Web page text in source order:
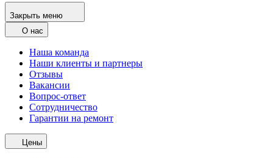
Закрыть меню
О нас
Наша команда
Наши клиенты и партнеры
Отзывы
Вакансии
Вопрос-ответ
Сотрудничество
Гарантии на ремонт
Цены